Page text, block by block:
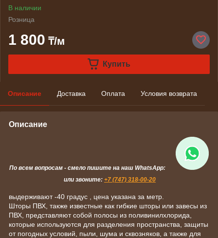
В наличии
Розница
1 800 ₸/м
Купить
Описание Доставка Оплата Условия возврата
Описание
По всем вопросам - смело пишите на наш WhatsApp:
или звоните: +7 (747) 318-00-20
выдерживают -40 градус , цена указана за метр.
Шторы ПВХ, также известные как гибкие шторы или завесы из
ПВХ, представляют собой полосы из поливинилхлорида,
которые используются для разделения пространства, защиты
от погодных условий, пыли, шума и сквозняков, а также для